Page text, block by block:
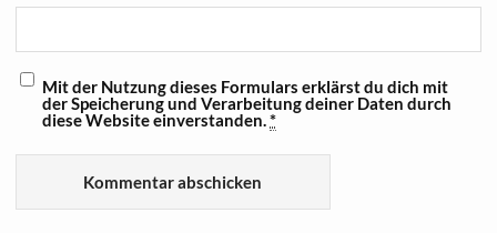
Mit der Nutzung dieses Formulars erklärst du dich mit
der Speicherung und Verarbeitung deiner Daten durch
diese Website einverstanden.*